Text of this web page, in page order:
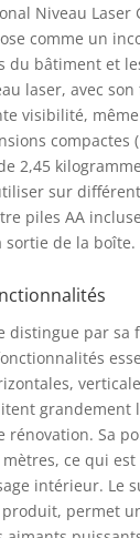
interface
très
qui
marche/
changer
un mode
réception
VISIBILITÉ
le niveau
2-50 G
grâce à
laser
verticale
verte, très
et ses
d’aplomb
Niveau Laser
comme un
du bâtiment et
laser, avec
visibilité,
compactes
2,45
sur
piles AA
sortie de la boîte.
distingue par sa
grandement
rénovation. Sa
mètres, ce qui
intérieur. Le
permet